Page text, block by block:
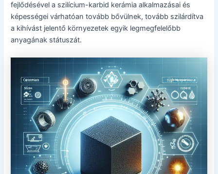
fejlődésével a szilícium-karbid kerámia alkalmazásai és
képességei várhatóan tovább bővülnek, tovább szilárdítva
a kihívást jelentő környezetek egyik legmegfelelőbb
anyagának státuszát.